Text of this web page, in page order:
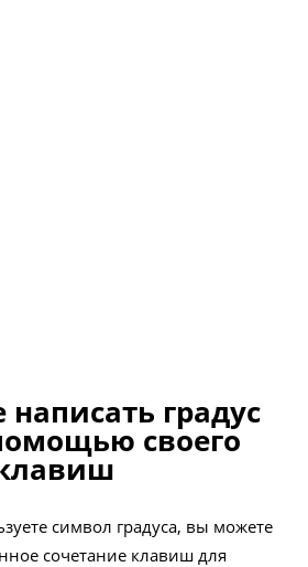
написать градус
своего
символ градуса, вы можете
сочетание клавиш для